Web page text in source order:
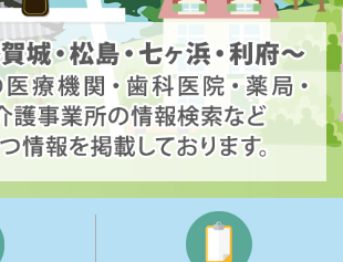
島・七ヶ浜・利府～二市三町の医療
薬局・訪問看護・介護事業所の情報検索
情報を掲載しております。